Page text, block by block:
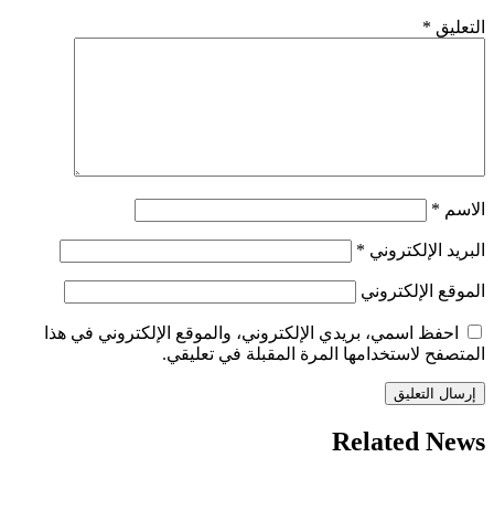
التعليق *
الاسم *
البريد الإلكتروني *
الموقع الإلكتروني
احفظ اسمي، بريدي الإلكتروني، والموقع الإلكتروني في هذا
المتصفح لاستخدامها المرة المقبلة في تعليقي.
Related News